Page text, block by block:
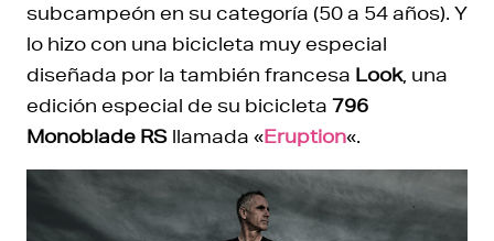
subcampeón en su categoría (50 a 54 años). Y
lo hizo con una bicicleta muy especial
diseñada por la también francesa Look, una
edición especial de su bicicleta 796
Monoblade RS llamada «Eruption«.